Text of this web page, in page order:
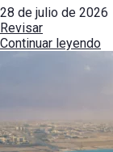
28 de julio de 2026
Revisar
Continuar leyendo